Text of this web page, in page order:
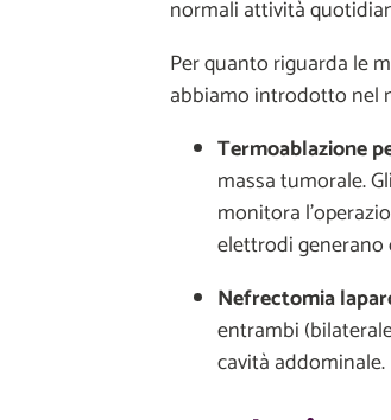
normali attività
Per quanto riguarda le
abbiamo introdotto nel
Termoablazione
massa tumorale.
monitora
elettrodi generano
Nefrectomia
entrambi
cavità addominale.